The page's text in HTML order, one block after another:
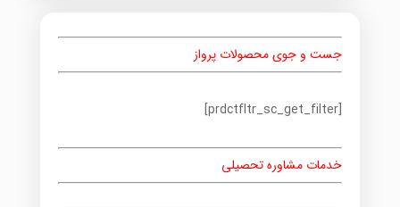
جست و جوی محصولات پرواز
[prdctfltr_sc_get_filter]
خدمات مشاوره تحصیلی